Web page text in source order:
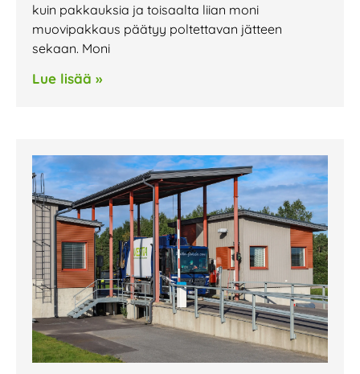
kuin pakkauksia ja toisaalta liian moni
muovipakkaus päätyy poltettavan jätteen
sekaan. Moni
Lue lisää »